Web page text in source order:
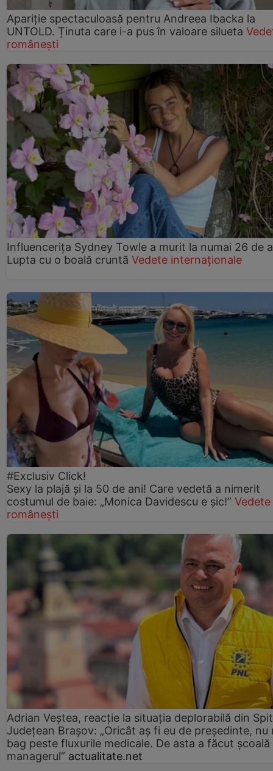
Apariție spectaculoasă pentru Andreea Ibacka la
UNTOLD. Ținuta care i-a pus în valoare silueta
românești
Influencerița Sydney Towle a murit la numai 26 de
Lupta cu o boală cruntă Vedete internaționale
#Exclusiv Click!
Sexy la plajă și la 50 de ani! Care vedetă a nimerit
costumul de baie: „Monica Davidescu e șic!” Vedete
românești
Adrian Veștea, reacție la situația deplorabilă din
Județean Brașov: „Oricât aș fi eu de președinte, nu
bag peste fluxurile medicale. De asta a făcut școală
managerul” actualitate.net